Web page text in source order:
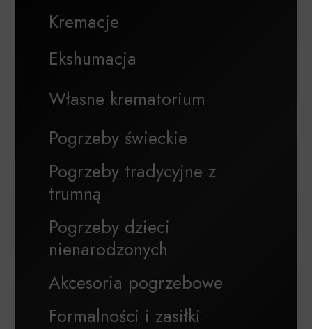
Kremacje
Ekshumacja
Własne krematorium
Pogrzeby świeckie
Pogrzeby tradycyjne z
trumną
Pogrzeby dzieci
nienarodzonych
Akcesoria pogrzebowe
Formalności i zasiłki